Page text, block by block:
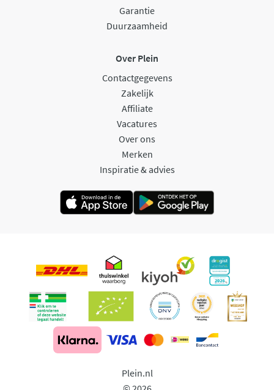
Garantie
Duurzaamheid
Over Plein
Contactgegevens
Zakelijk
Affiliate
Vacatures
Over ons
Merken
Inspiratie & advies
Plein.nl